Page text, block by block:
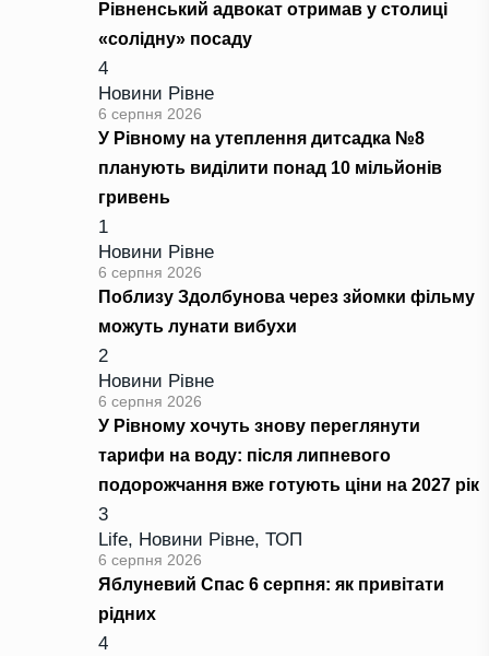
Рівненський адвокат отримав у столиці
«солідну» посаду
4
Новини Рівне
6 серпня 2026
У Рівному на утеплення дитсадка №8
планують виділити понад 10 мільйонів
гривень
1
Новини Рівне
6 серпня 2026
Поблизу Здолбунова через зйомки фільму
можуть лунати вибухи
2
Новини Рівне
6 серпня 2026
У Рівному хочуть знову переглянути
тарифи на воду: після липневого
подорожчання вже готують ціни на 2027 рік
3
Life, Новини Рівне, ТОП
6 серпня 2026
Яблуневий Спас 6 серпня: як привітати
рідних
4